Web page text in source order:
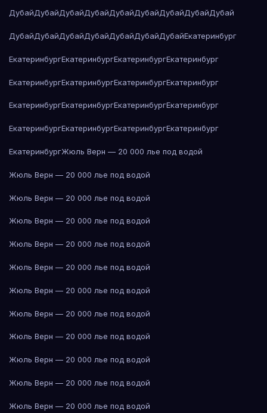
ДубайДубайДубайДубайДубайДубайДубайДубайДубай
ДубайДубайДубайДубайДубайДубайДубайЕкатеринбург
ЕкатеринбургЕкатеринбургЕкатеринбургЕкатеринбург
ЕкатеринбургЕкатеринбургЕкатеринбургЕкатеринбург
ЕкатеринбургЕкатеринбургЕкатеринбургЕкатеринбург
ЕкатеринбургЕкатеринбургЕкатеринбургЕкатеринбург
ЕкатеринбургЖюль Верн — 20 000 лье под водой
Жюль Верн — 20 000 лье под водой
Жюль Верн — 20 000 лье под водой
Жюль Верн — 20 000 лье под водой
Жюль Верн — 20 000 лье под водой
Жюль Верн — 20 000 лье под водой
Жюль Верн — 20 000 лье под водой
Жюль Верн — 20 000 лье под водой
Жюль Верн — 20 000 лье под водой
Жюль Верн — 20 000 лье под водой
Жюль Верн — 20 000 лье под водой
Жюль Верн — 20 000 лье под водой